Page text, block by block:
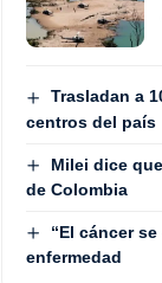
Trasladan a
centros del país
Milei dice
de Colombia
“El cáncer
enfermedad